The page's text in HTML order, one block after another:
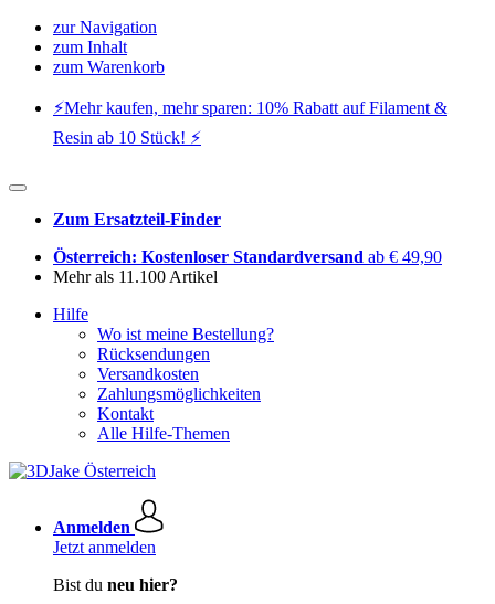
zur Navigation
zum Inhalt
zum Warenkorb
⚡️Mehr kaufen, mehr sparen: 10% Rabatt auf Filament &
Resin ab 10 Stück! ⚡️
Zum Ersatzteil-Finder
Österreich: Kostenloser Standardversand ab € 49,90
Mehr als 11.100 Artikel
Hilfe
Wo ist meine Bestellung?
Rücksendungen
Versandkosten
Zahlungsmöglichkeiten
Kontakt
Alle Hilfe-Themen
Anmelden
Jetzt anmelden
Bist du neu hier?